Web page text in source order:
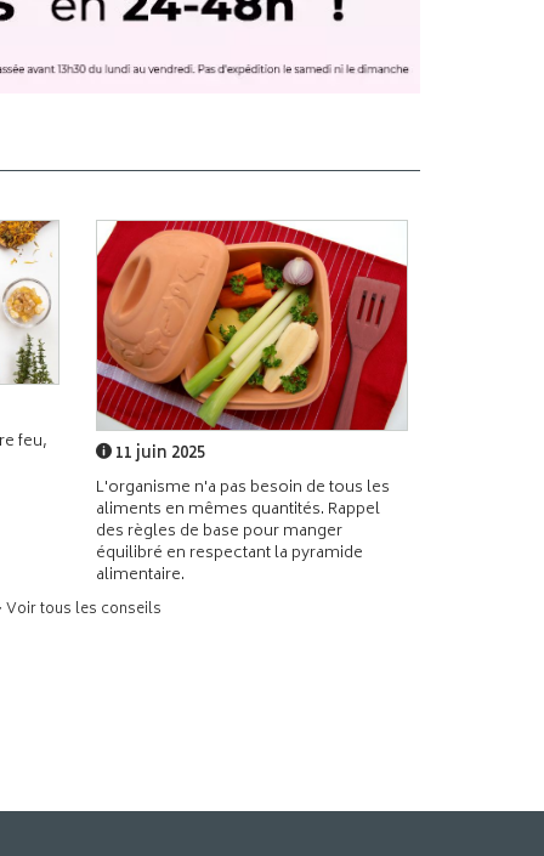
feu,
11 juin 2025
L'organisme n'a pas besoin de tous les
aliments en mêmes quantités. Rappel
des règles de base pour manger
équilibré en respectant la pyramide
alimentaire.
Voir tous les conseils